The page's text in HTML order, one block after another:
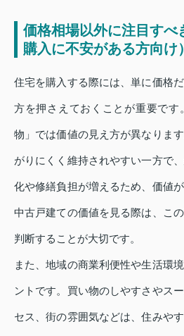
価格相場以外に注目すべ
購入に不安がある方向け）
住宅を購入する際には、単に価格
方を押さえておくことが重要です
物」では価値の見え方が異なりま
がりにくく維持されやすい一方で
化や修繕負担が増えるため、価値
中古戸建ての価値を見る際は、こ
判断することが大切です。
また、地域の商業利便性や生活環
ントです。買い物のしやすさやス
セス、街の雰囲気などは、住みや